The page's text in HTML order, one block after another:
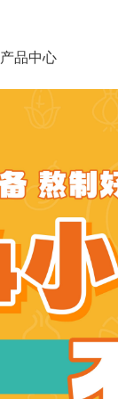
产品中心